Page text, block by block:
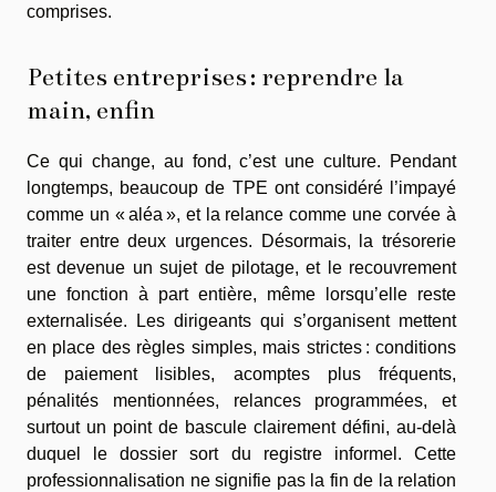
comprises.
Petites entreprises : reprendre la
main, enfin
Ce qui change, au fond, c’est une culture. Pendant
longtemps, beaucoup de TPE ont considéré l’impayé
comme un « aléa », et la relance comme une corvée à
traiter entre deux urgences. Désormais, la trésorerie
est devenue un sujet de pilotage, et le recouvrement
une fonction à part entière, même lorsqu’elle reste
externalisée. Les dirigeants qui s’organisent mettent
en place des règles simples, mais strictes : conditions
de paiement lisibles, acomptes plus fréquents,
pénalités mentionnées, relances programmées, et
surtout un point de bascule clairement défini, au-delà
duquel le dossier sort du registre informel. Cette
professionnalisation ne signifie pas la fin de la relation